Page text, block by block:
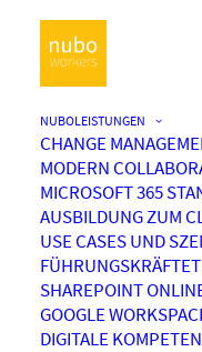
NUBOLEISTUNGEN
CHANGE
MODERN
MICROSOFT 365
AUSBILDUNG ZUM
USE CASES UND
SHAREPOINT
GOOGLE
DIGITALE